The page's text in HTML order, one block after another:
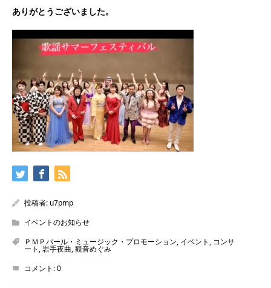
ありがとうございました。
投稿者: u7pmp
イベントのお知らせ
ＰＭＰパール・ミュージック・プロモーション, イベント , コンサ
ート ,岩手夜曲,観音めぐみ
コメント:0